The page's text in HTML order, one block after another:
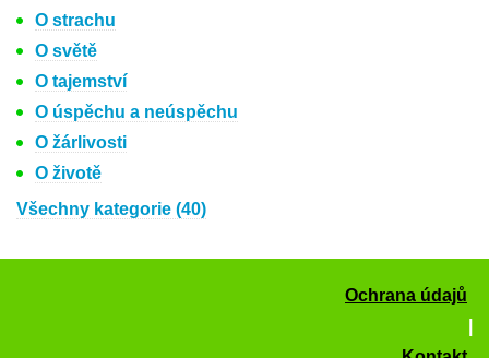
O strachu
O světě
O tajemství
O úspěchu a neúspěchu
O žárlivosti
O životě
Všechny kategorie (40)
Ochrana údajů